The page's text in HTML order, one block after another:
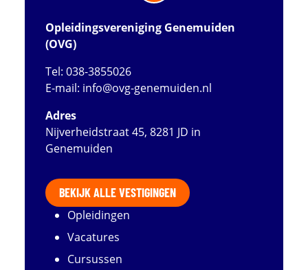
Opleidingsvereniging Genemuiden
(OVG)
Tel: 038-3855026
E-mail: info@ovg-genemuiden.nl
Adres
Nijverheidstraat 45, 8281 JD in
Genemuiden
BEKIJK ALLE VESTIGINGEN
Opleidingen
Vacatures
Cursussen